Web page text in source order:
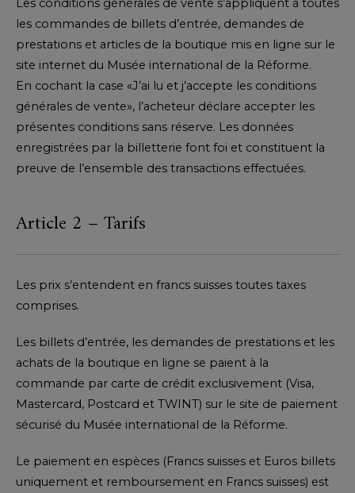
Les conditions générales de vente s’appliquent à toutes
les commandes de billets d’entrée, demandes de
prestations et articles de la boutique mis en ligne sur le
site internet du Musée international de la Réforme.
En cochant la case «J’ai lu et j’accepte les conditions
générales de vente», l’acheteur déclare accepter les
présentes conditions sans réserve. Les données
enregistrées par la billetterie font foi et constituent la
preuve de l’ensemble des transactions effectuées.
Article 2 – Tarifs
Les prix s’entendent en francs suisses toutes taxes
comprises.
Les billets d’entrée, les demandes de prestations et les
achats de la boutique en ligne se paient à la
commande par carte de crédit exclusivement (Visa,
Mastercard, Postcard et TWINT) sur le site de paiement
sécurisé du Musée international de la Réforme.
Le paiement en espèces (Francs suisses et Euros billets
uniquement et remboursement en Francs suisses) est